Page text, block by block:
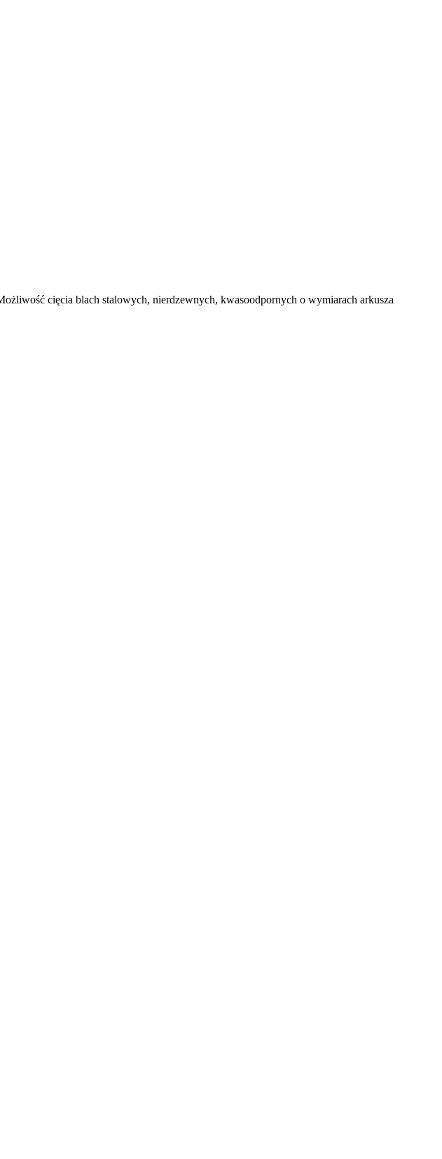
cięcia blach stalowych, nierdzewnych, kwasoodpornych o wymiarach arkusza